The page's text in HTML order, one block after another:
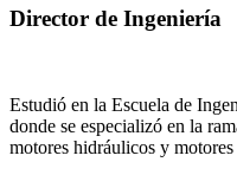
Director de Ingeniería
Estudió en la Escuela de
donde se especializó en la
motores hidráulicos y